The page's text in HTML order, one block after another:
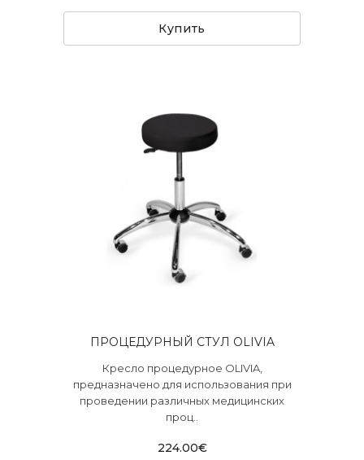
Купить
ПРОЦЕДУРНЫЙ СТУЛ OLIVIA
Кресло процедурное OLIVIA,
предназначено для использования при
проведении различных медицинских
проц..
224.00€